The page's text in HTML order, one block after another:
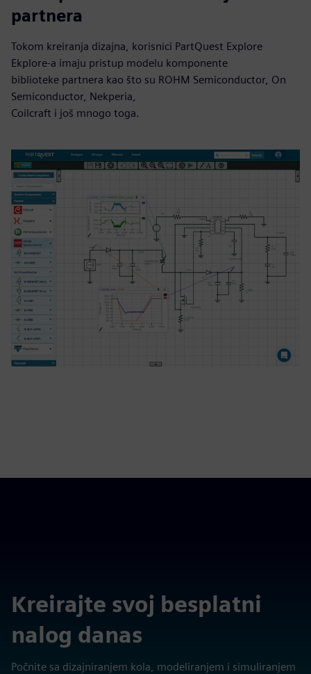
partnera
Tokom kreiranja dizajna, korisnici PartQuest Explore
Ekplore-a imaju pristup modelu komponente
biblioteke partnera kao što su ROHM Semiconductor, On
Semiconductor, Nekperia,
Coilcraft i još mnogo toga.
Kreirajte svoj besplatni
nalog danas
Počnite sa dizajniranjem kola, modeliranjem i simuliranjem